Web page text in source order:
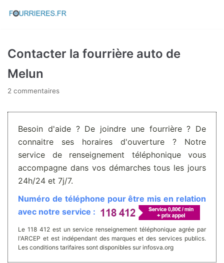
Aller
Contacter la fourrière auto de
Melun
2 commentaires
Besoin d'aide ? De joindre une fourrière ? De
connaitre ses horaires d'ouverture ? Notre
service de renseignement téléphonique vous
accompagne dans vos démarches tous les jours
24h/24 et 7j/7.
Numéro de téléphone pour être mis en relation
avec notre service :
Le 118 412 est un service renseignement téléphonique agrée par
l'ARCEP et est indépendant des marques et des services publics.
Les conditions tarifaires sont disponibles sur infosva.org